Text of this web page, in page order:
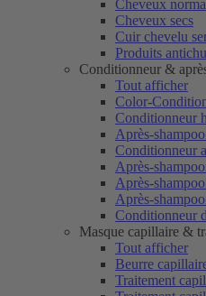
Cheveux
Cheveux secs
Cuir chevelu
Produits
Conditionneur &
Tout afficher
Color-
Conditionneur
Après-
Conditionneur
Après-
Après-
Après-
Conditionneur
Masque capillaire &
Tout afficher
Beurre
Traitement